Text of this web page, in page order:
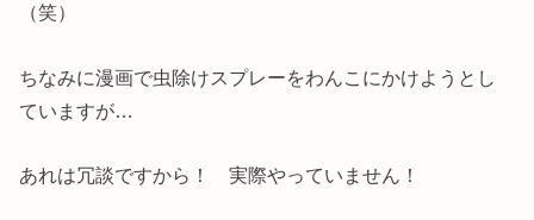
（笑）
ちなみに漫画で虫除けスプレーをわんこにかけようとし
ていますが…
あれは冗談ですから！ 実際やっていません！